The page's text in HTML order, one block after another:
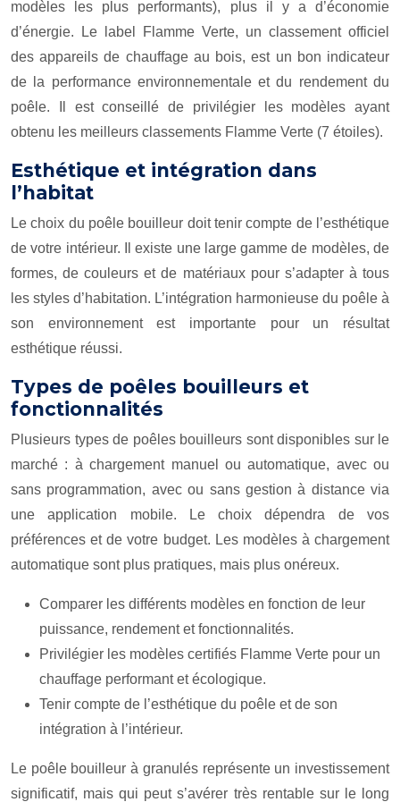
modèles les plus performants), plus il y a d’économie
d’énergie. Le label Flamme Verte, un classement officiel
des appareils de chauffage au bois, est un bon indicateur
de la performance environnementale et du rendement du
poêle. Il est conseillé de privilégier les modèles ayant
obtenu les meilleurs classements Flamme Verte (7 étoiles).
Esthétique et intégration dans
l’habitat
Le choix du poêle bouilleur doit tenir compte de l’esthétique
de votre intérieur. Il existe une large gamme de modèles, de
formes, de couleurs et de matériaux pour s’adapter à tous
les styles d’habitation. L’intégration harmonieuse du poêle à
son environnement est importante pour un résultat
esthétique réussi.
Types de poêles bouilleurs et
fonctionnalités
Plusieurs types de poêles bouilleurs sont disponibles sur le
marché : à chargement manuel ou automatique, avec ou
sans programmation, avec ou sans gestion à distance via
une application mobile. Le choix dépendra de vos
préférences et de votre budget. Les modèles à chargement
automatique sont plus pratiques, mais plus onéreux.
Comparer les différents modèles en fonction de leur
puissance, rendement et fonctionnalités.
Privilégier les modèles certifiés Flamme Verte pour un
chauffage performant et écologique.
Tenir compte de l’esthétique du poêle et de son
intégration à l’intérieur.
Le poêle bouilleur à granulés représente un investissement
significatif, mais qui peut s’avérer très rentable sur le long